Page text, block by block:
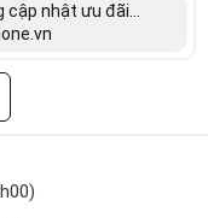
cập nhật ưu đãi...